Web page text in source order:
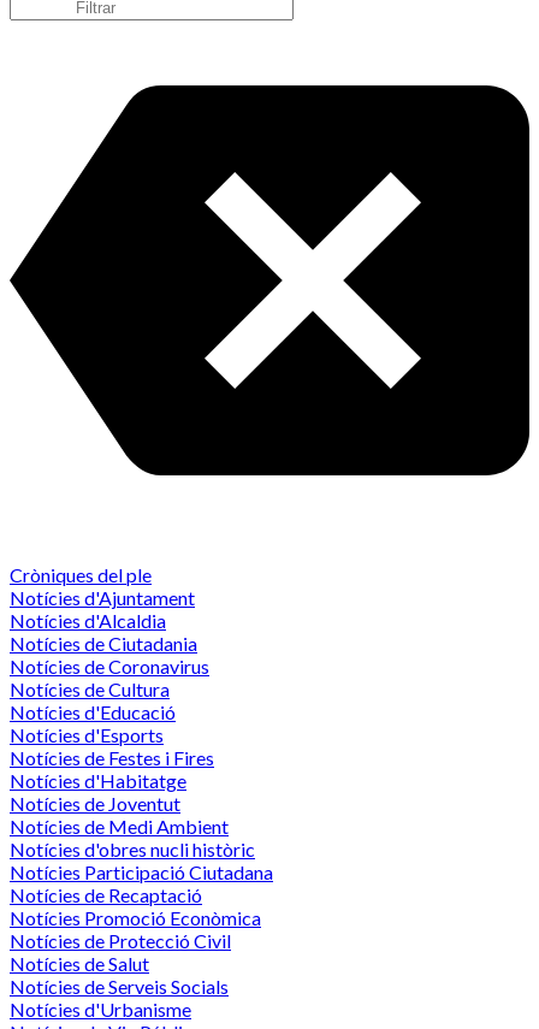
Cròniques del ple
Notícies d'Ajuntament
Notícies d'Alcaldia
Notícies de Ciutadania
Notícies de Coronavirus
Notícies de Cultura
Notícies d'Educació
Notícies d'Esports
Notícies de Festes i Fires
Notícies d'Habitatge
Notícies de Joventut
Notícies de Medi Ambient
Notícies d'obres nucli històric
Notícies Participació Ciutadana
Notícies de Recaptació
Notícies Promoció Econòmica
Notícies de Protecció Civil
Notícies de Salut
Notícies de Serveis Socials
Notícies d'Urbanisme